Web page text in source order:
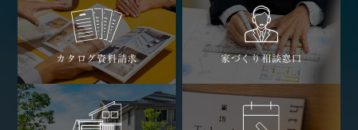
カタログ資料請求 家づくり相談窓口